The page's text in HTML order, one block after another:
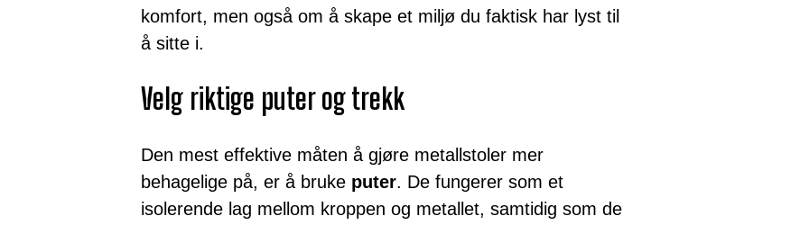
komfort, men også om å skape et miljø du faktisk har lyst til
å sitte i.
Velg riktige puter og trekk
Den mest effektive måten å gjøre metallstoler mer
behagelige på, er å bruke puter. De fungerer som et
isolerende lag mellom kroppen og metallet, samtidig som de